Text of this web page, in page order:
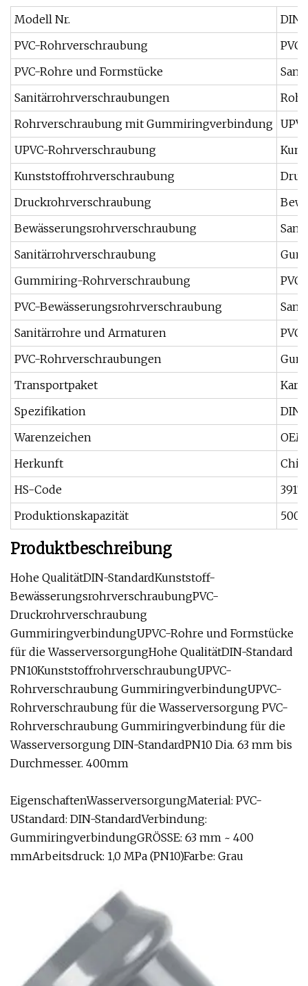
Modell Nr.
DIN-
PVC-Rohrverschraubung
PVC-Rohre und Formstücke
Sanitärrohrverschraubungen
Rohrverschraubung mit Gummiringverbindung
UPVC-Rohrverschraubung
Kunststoffrohrverschraubung
Druckrohrverschraubung
Bewässerungsrohrverschraubung
Sanitärrohrverschraubung
Gummiring-Rohrverschraubung
PVC-Bewässerungsrohrverschraubung
Sanitärrohre und Armaturen
PVC-Rohrverschraubungen
Transportpaket
Spezifikation
DIN-
Warenzeichen
Herkunft
HS-Code
Produktionskapazität
Produktbeschreibung
Hohe QualitätDIN-StandardKunststoff-
BewässerungsrohrverschraubungPVC-
Druckrohrverschraubung
GummiringverbindungUPVC-Rohre und Formstücke
für die WasserversorgungHohe QualitätDIN-Standard
PN10KunststoffrohrverschraubungUPVC-
Rohrverschraubung GummiringverbindungUPVC-
Rohrverschraubung für die Wasserversorgung PVC-
Rohrverschraubung Gummiringverbindung für die
Wasserversorgung DIN-StandardPN10 Dia. 63 mm bis
Durchmesser. 400mm
EigenschaftenWasserversorgungMaterial: PVC-
UStandard: DIN-StandardVerbindung:
GummiringverbindungGRÖSSE: 63 mm ~ 400
mmArbeitsdruck: 1,0 MPa (PN10)Farbe: Grau